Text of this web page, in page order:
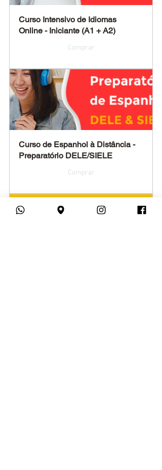
Curso Intensivo de Idiomas
Online - Iniciante (A1 + A2)
Comprar
Curso de Espanhol à Distância -
Preparatório DELE/SIELE
Comprar